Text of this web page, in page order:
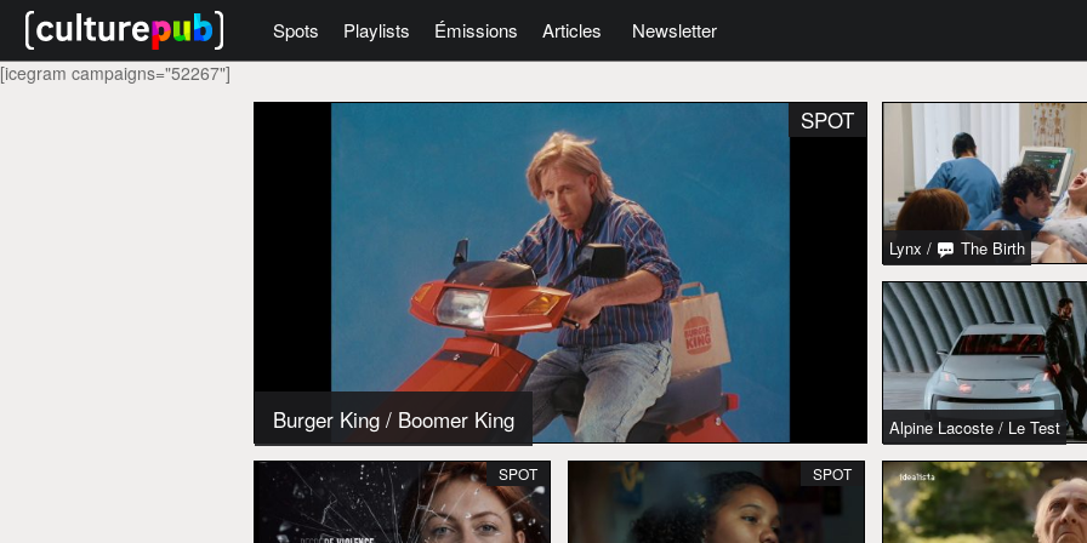
Spots Playlists Émissions Articles Newsletter
[icegram campaigns="52267"]
Burger King / Boomer King
SPOT
SPOT SPOT
Lynx / The Birth
Alpine Lacoste / Le Test